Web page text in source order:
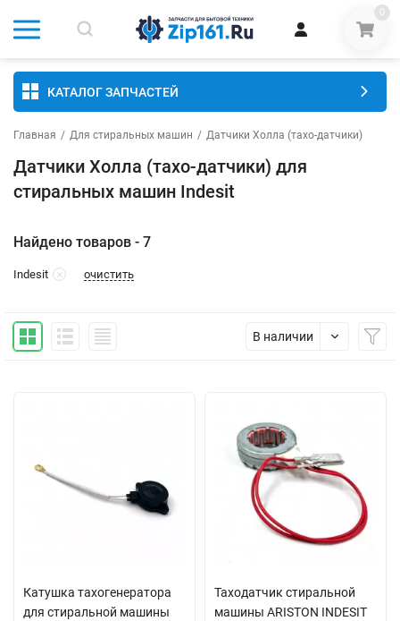
0
КАТАЛОГ ЗАПЧАСТЕЙ
Главная / Для стиральных машин / Датчики Холла (тахо-датчики)
Датчики Холла (тахо-датчики) для
стиральных машин Indesit
Найдено товаров - 7
Indesit очистить
В наличии
Катушка тахогенератора
для стиральной машины
Таходатчик стиральной
машины ARISTON INDESIT